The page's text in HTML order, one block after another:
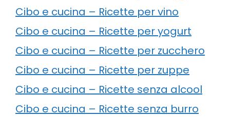
Cibo e cucina – Ricette per vino
Cibo e cucina – Ricette per yogurt
Cibo e cucina – Ricette per zucchero
Cibo e cucina – Ricette per zuppe
Cibo e cucina – Ricette senza alcool
Cibo e cucina – Ricette senza burro